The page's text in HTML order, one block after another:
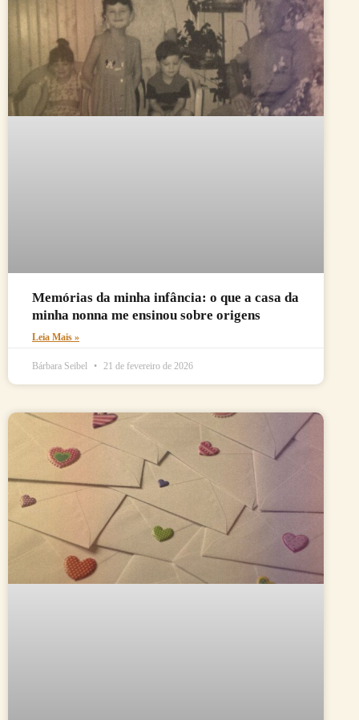
Memórias da minha infância: o que a casa da
minha nonna me ensinou sobre origens
Leia Mais »
Bárbara Seibel 21 de fevereiro de 2026